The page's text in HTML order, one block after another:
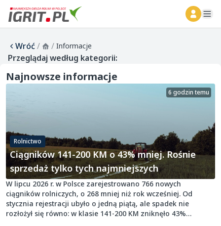
Wróć/ / Informacje
Przeglądaj według kategorii:
Najnowsze informacje
Rolnictwo
Ciągników 141-200 KM o 43% mniej. Rośnie
sprzedaż tylko tych najmniejszych
6 godzin temu
W lipcu 2026 r. w Polsce zarejestrowano 766 nowych
ciągników rolniczych, o 268 mniej niż rok wcześniej. Od
stycznia rejestracji ubyło o jedną piątą, ale spadek nie
rozłożył się równo: w klasie 141-200 KM zniknęło 43%